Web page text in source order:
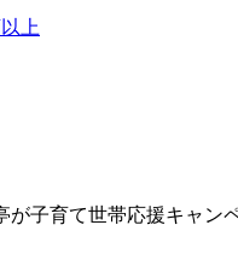
上
が子育て世帯応援キャン